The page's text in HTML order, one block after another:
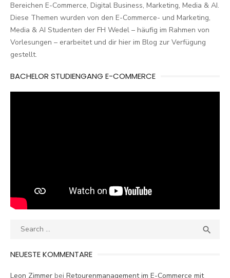
Bereichen E-Commerce, Digital Business, Marketing, Media & AI.
Diese Themen wurden von den E-Commerce- und Marketing,
Media & AI Studenten der FH Wedel – häufig im Rahmen von
Vorlesungen – erarbeitet und dir hier im Blog zur Verfügung
gestellt.
BACHELOR STUDIENGANG E-COMMERCE
Search

NEUESTE KOMMENTARE
Leon Zimmer bei Retourenmanagement im E-Commerce mit